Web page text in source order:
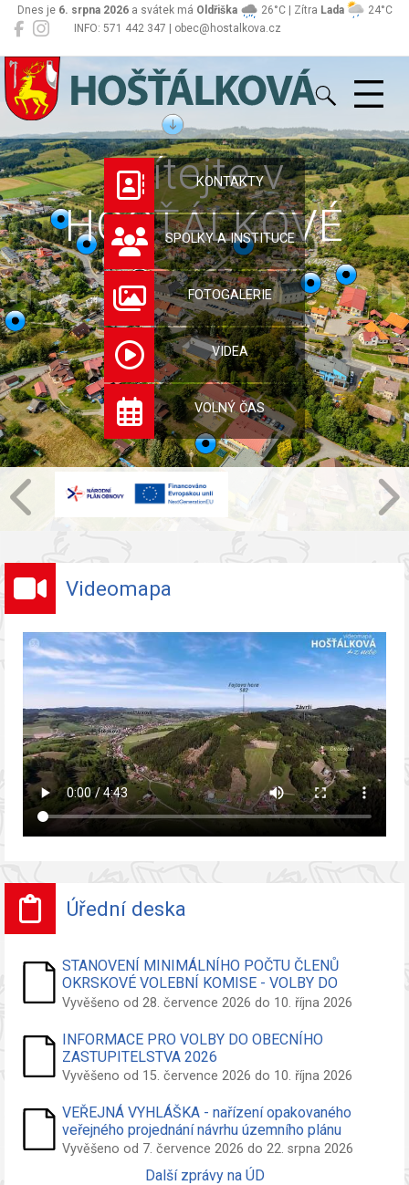
INFO: 571 442 347 | obec@hostalkova.cz
Dnes je 6. srpna 2026a svátek má Oldřiška 26°C | Zítra Lada 24°C
Hošťálková
Vítejte v
HOŠŤÁLKOVÉ
KONTAKTY
SPOLKY A INSTITUCE
FOTOGALERIE
VIDEA
VOLNÝ ČAS
Videomapa
Úřední deska
STANOVENÍ MINIMÁLNÍHO POČTU ČLENŮ
OKRSKOVÉ VOLEBNÍ KOMISE - VOLBY DO
ZASTUPITELSTVA OBCE
Vyvěšeno od 28. července 2026 do 10. října 2026
INFORMACE PRO VOLBY DO OBECNÍHO
ZASTUPITELSTVA 2026
Vyvěšeno od 15. července 2026 do 10. října 2026
VEŘEJNÁ VYHLÁŠKA - nařízení opakovaného
veřejného projednání návrhu územního plánu
Vyvěšeno od 7. července 2026 do 22. srpna 2026
Další zprávy na ÚD